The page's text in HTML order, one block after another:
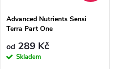
Advanced Nutrients Sensi
Terra Part One
od 289 Kč
Skladem